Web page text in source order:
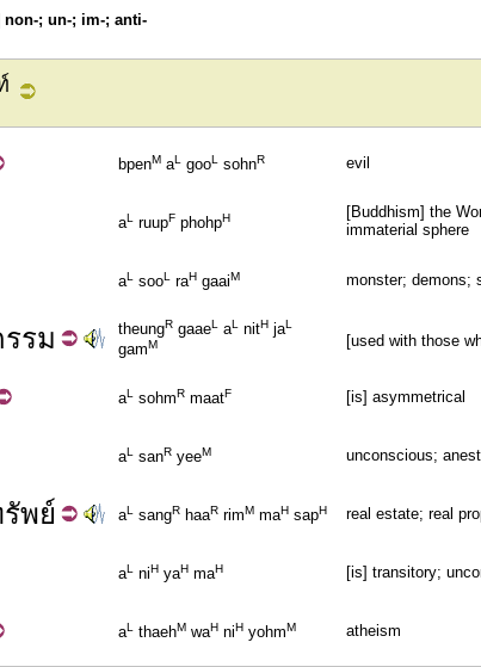
non-; un-; im-; anti-
bpenM aL gooL sohnR evil
aL ruupF phohpH
[Buddhism] the
immaterial sphere
aL sooL raH gaaiM monster; demons;
รม theungR gaaeL aL nitH jaL
gamM [used with those
aL sohmR maatF [is] asymmetrical
aL sanR yeeM unconscious;
พย์ aL sangR haaR rimM maH sapH real estate; real
aL niH yaH maH [is] transitory;
aL thaehM waH niH yohmM atheism